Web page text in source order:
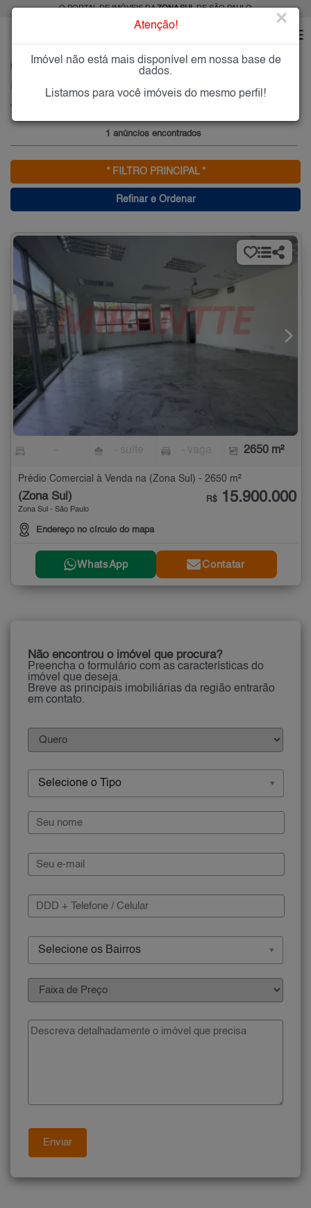
O PORTAL DE IMÓVEIS DAZONA SULDE SÃO PAULO
Jardim Laranjeiras, Zona Sul
1 anúncios encontrados
* FILTRO PRINCIPAL *
Refinar e Ordenar
2650 m²
Prédio Comercial à Venda na (Zona Sul) - 2650 m²
(Zona Sul)
Zona Sul - São Paulo
Endereço no círculo do mapa
R$ 15.900.000
WhatsApp Contatar
Não encontrou o imóvel que procura?
Preencha o formulário com as características do
imóvel que deseja.
Breve as principais imobiliárias da região entrarão
em contato.
Selecione o Tipo
Selecione os Bairros
Atenção! ×
Imóvel não está mais disponível em nossa base de
dados.
Listamos para você imóveis do mesmo perfil!